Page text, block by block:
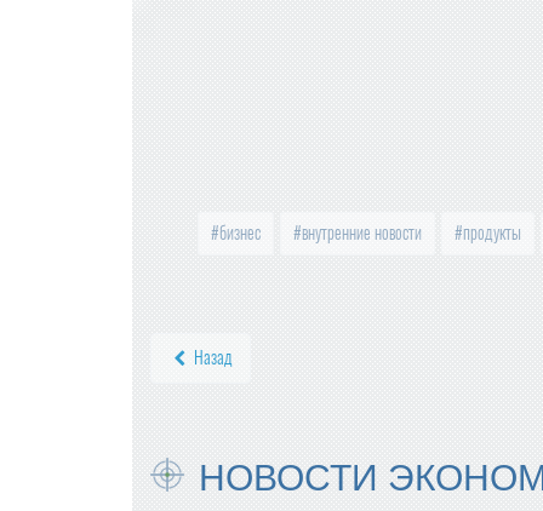
бизнес внутренние новости продукты
Назад
НОВОСТИ